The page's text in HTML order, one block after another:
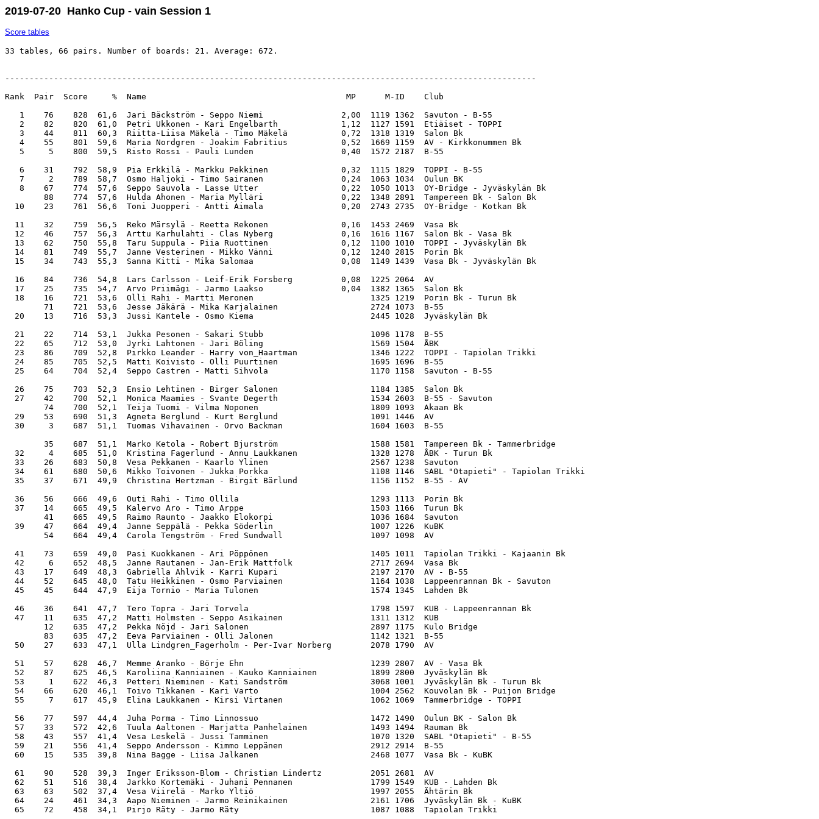
2019-07-20 Hanko Cup - vain Session 1
Score tables
33 tables, 66 pairs. Number of boards: 21. Average: 672.
-------------------------------------------------------------------------------------------------------------
Rank  Pair  Score     %  Name                                         MP      M-ID    Club
   1    76    828  61,6  Jari Bäckström - Seppo Niemi                2,00  1119 1362  Savuton - B-55
   2    82    820  61,0  Petri Ukkonen - Kari Engelbarth             1,12  1127 1591  Etiäiset - TOPPI
   3    44    811  60,3  Riitta-Liisa Mäkelä - Timo Mäkelä           0,72  1318 1319  Salon Bk
   4    55    801  59,6  Maria Nordgren - Joakim Fabritius           0,52  1669 1159  AV - Kirkkonummen Bk
   5     5    800  59,5  Risto Rossi - Pauli Lunden                  0,40  1572 2187  B-55
   6    31    792  58,9  Pia Erkkilä - Markku Pekkinen               0,32  1115 1829  TOPPI - B-55
   7     2    789  58,7  Osmo Haljoki - Timo Sairanen                0,24  1063 1034  Oulun BK
   8    67    774  57,6  Seppo Sauvola - Lasse Utter                 0,22  1050 1013  OY-Bridge - Jyväskylän Bk
        88    774  57,6  Hulda Ahonen - Maria Mylläri                0,22  1348 2891  Tampereen Bk - Salon Bk
  10    23    761  56,6  Toni Juopperi - Antti Aimala                0,20  2743 2735  OY-Bridge - Kotkan Bk
  11    32    759  56,5  Reko Märsylä - Reetta Rekonen               0,16  1453 2469  Vasa Bk
  12    46    757  56,3  Arttu Karhulahti - Clas Nyberg              0,16  1616 1167  Salon Bk - Vasa Bk
  13    62    750  55,8  Taru Suppula - Piia Ruottinen               0,12  1100 1010  TOPPI - Jyväskylän Bk
  14    81    749  55,7  Janne Vesterinen - Mikko Vänni              0,12  1240 2815  Porin Bk
  15    34    743  55,3  Sanna Kitti - Mika Salomaa                  0,08  1149 1439  Vasa Bk - Jyväskylän Bk
  16    84    736  54,8  Lars Carlsson - Leif-Erik Forsberg          0,08  1225 2064  AV
  17    25    735  54,7  Arvo Priimägi - Jarmo Laakso                0,04  1382 1365  Salon Bk
  18    16    721  53,6  Olli Rahi - Martti Meronen                        1325 1219  Porin Bk - Turun Bk
        71    721  53,6  Jesse Jäkärä - Mika Karjalainen                   2724 1073  B-55
  20    13    716  53,3  Jussi Kantele - Osmo Kiema                        2445 1028  Jyväskylän Bk
  21    22    714  53,1  Jukka Pesonen - Sakari Stubb                      1096 1178  B-55
  22    65    712  53,0  Jyrki Lahtonen - Jari Böling                      1569 1504  ÅBK
  23    86    709  52,8  Pirkko Leander - Harry von_Haartman               1346 1222  TOPPI - Tapiolan Trikki
  24    85    705  52,5  Matti Koivisto - Olli Puurtinen                   1695 1696  B-55
  25    64    704  52,4  Seppo Castren - Matti Sihvola                     1170 1158  Savuton - B-55
  26    75    703  52,3  Ensio Lehtinen - Birger Salonen                   1184 1385  Salon Bk
  27    42    700  52,1  Monica Maamies - Svante Degerth                   1534 2603  B-55 - Savuton
        74    700  52,1  Teija Tuomi - Vilma Noponen                       1809 1093  Akaan Bk
  29    53    690  51,3  Agneta Berglund - Kurt Berglund                   1091 1446  AV
  30     3    687  51,1  Tuomas Vihavainen - Orvo Backman                  1604 1603  B-55
        35    687  51,1  Marko Ketola - Robert Bjurström                   1588 1581  Tampereen Bk - Tammerbridge
  32     4    685  51,0  Kristina Fagerlund - Annu Laukkanen               1328 1278  ÅBK - Turun Bk
  33    26    683  50,8  Vesa Pekkanen - Kaarlo Ylinen                     2567 1238  Savuton
  34    61    680  50,6  Mikko Toivonen - Jukka Porkka                     1108 1146  SABL "Otapieti" - Tapiolan Trikki
  35    37    671  49,9  Christina Hertzman - Birgit Bärlund               1156 1152  B-55 - AV
  36    56    666  49,6  Outi Rahi - Timo Ollila                           1293 1113  Porin Bk
  37    14    665  49,5  Kalervo Aro - Timo Arppe                          1503 1166  Turun Bk
        41    665  49,5  Raimo Raunto - Jaakko Elokorpi                    1036 1684  Savuton
  39    47    664  49,4  Janne Seppälä - Pekka Söderlin                    1007 1226  KuBK
        54    664  49,4  Carola Tengström - Fred Sundwall                  1097 1098  AV
  41    73    659  49,0  Pasi Kuokkanen - Ari Pöppönen                     1405 1011  Tapiolan Trikki - Kajaanin Bk
  42     6    652  48,5  Janne Rautanen - Jan-Erik Mattfolk                2717 2694  Vasa Bk
  43    17    649  48,3  Gabriella Ahlvik - Karri Kupari                   2197 2170  AV - B-55
  44    52    645  48,0  Tatu Heikkinen - Osmo Parviainen                  1164 1038  Lappeenrannan Bk - Savuton
  45    45    644  47,9  Eija Tornio - Maria Tulonen                       1574 1345  Lahden Bk
  46    36    641  47,7  Tero Topra - Jari Torvela                         1798 1597  KUB - Lappeenrannan Bk
  47    11    635  47,2  Matti Holmsten - Seppo Asikainen                  1311 1312  KUB
        12    635  47,2  Pekka Nöjd - Jari Salonen                         2897 1175  Kulo Bridge
        83    635  47,2  Eeva Parviainen - Olli Jalonen                    1142 1321  B-55
  50    27    633  47,1  Ulla Lindgren_Fagerholm - Per-Ivar Norberg        2078 1790  AV
  51    57    628  46,7  Memme Aranko - Börje Ehn                          1239 2807  AV - Vasa Bk
  52    87    625  46,5  Karoliina Kanniainen - Kauko Kanniainen           1899 2800  Jyväskylän Bk
  53     1    622  46,3  Petteri Nieminen - Kati Sandström                 3068 1001  Jyväskylän Bk - Turun Bk
  54    66    620  46,1  Toivo Tikkanen - Kari Varto                       1004 2562  Kouvolan Bk - Puijon Bridge
  55     7    617  45,9  Elina Laukkanen - Kirsi Virtanen                  1062 1069  Tammerbridge - TOPPI
  56    77    597  44,4  Juha Porma - Timo Linnossuo                       1472 1490  Oulun BK - Salon Bk
  57    33    572  42,6  Tuula Aaltonen - Marjatta Panhelainen             1493 1494  Rauman Bk
  58    43    557  41,4  Vesa Leskelä - Jussi Tamminen                     1070 1320  SABL "Otapieti" - B-55
  59    21    556  41,4  Seppo Andersson - Kimmo Leppänen                  2912 2914  B-55
  60    15    535  39,8  Nina Bagge - Liisa Jalkanen                       2468 1077  Vasa Bk - KuBK
  61    90    528  39,3  Inger Eriksson-Blom - Christian Lindertz          2051 2681  AV
  62    51    516  38,4  Jarkko Kortemäki - Juhani Pennanen                1799 1549  KUB - Lahden Bk
  63    63    502  37,4  Vesa Viirelä - Marko Yltiö                        1997 2055  Ähtärin Bk
  64    24    461  34,3  Aapo Nieminen - Jarmo Reinikainen                 2161 1706  Jyväskylän Bk - KuBK
  65    72    458  34,1  Pirjo Räty - Jarmo Räty                           1087 1088  Tapiolan Trikki